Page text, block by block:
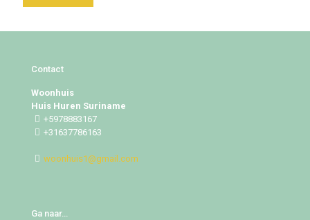
Contact
Woonhuis
Huis Huren Suriname
+5978883167
+31637786163
woonhuis1@gmail.com
Ga naar…